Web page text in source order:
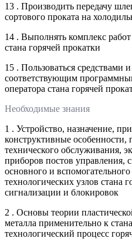
13 . Производить передачу
сортового проката на
14 . Выполнять комплекс
стана горячей прокатки
15 . Пользоваться
соответствующим
оператора стана горячей
Необходимые знания
1 . Устройство, назначение,
конструктивные особенности,
технического обслуживания,
приборов постов управления,
основного и
технологических узлов стана
сигнализации и блокировок
2 . Основы теории
металла применительно к
технологический процесс